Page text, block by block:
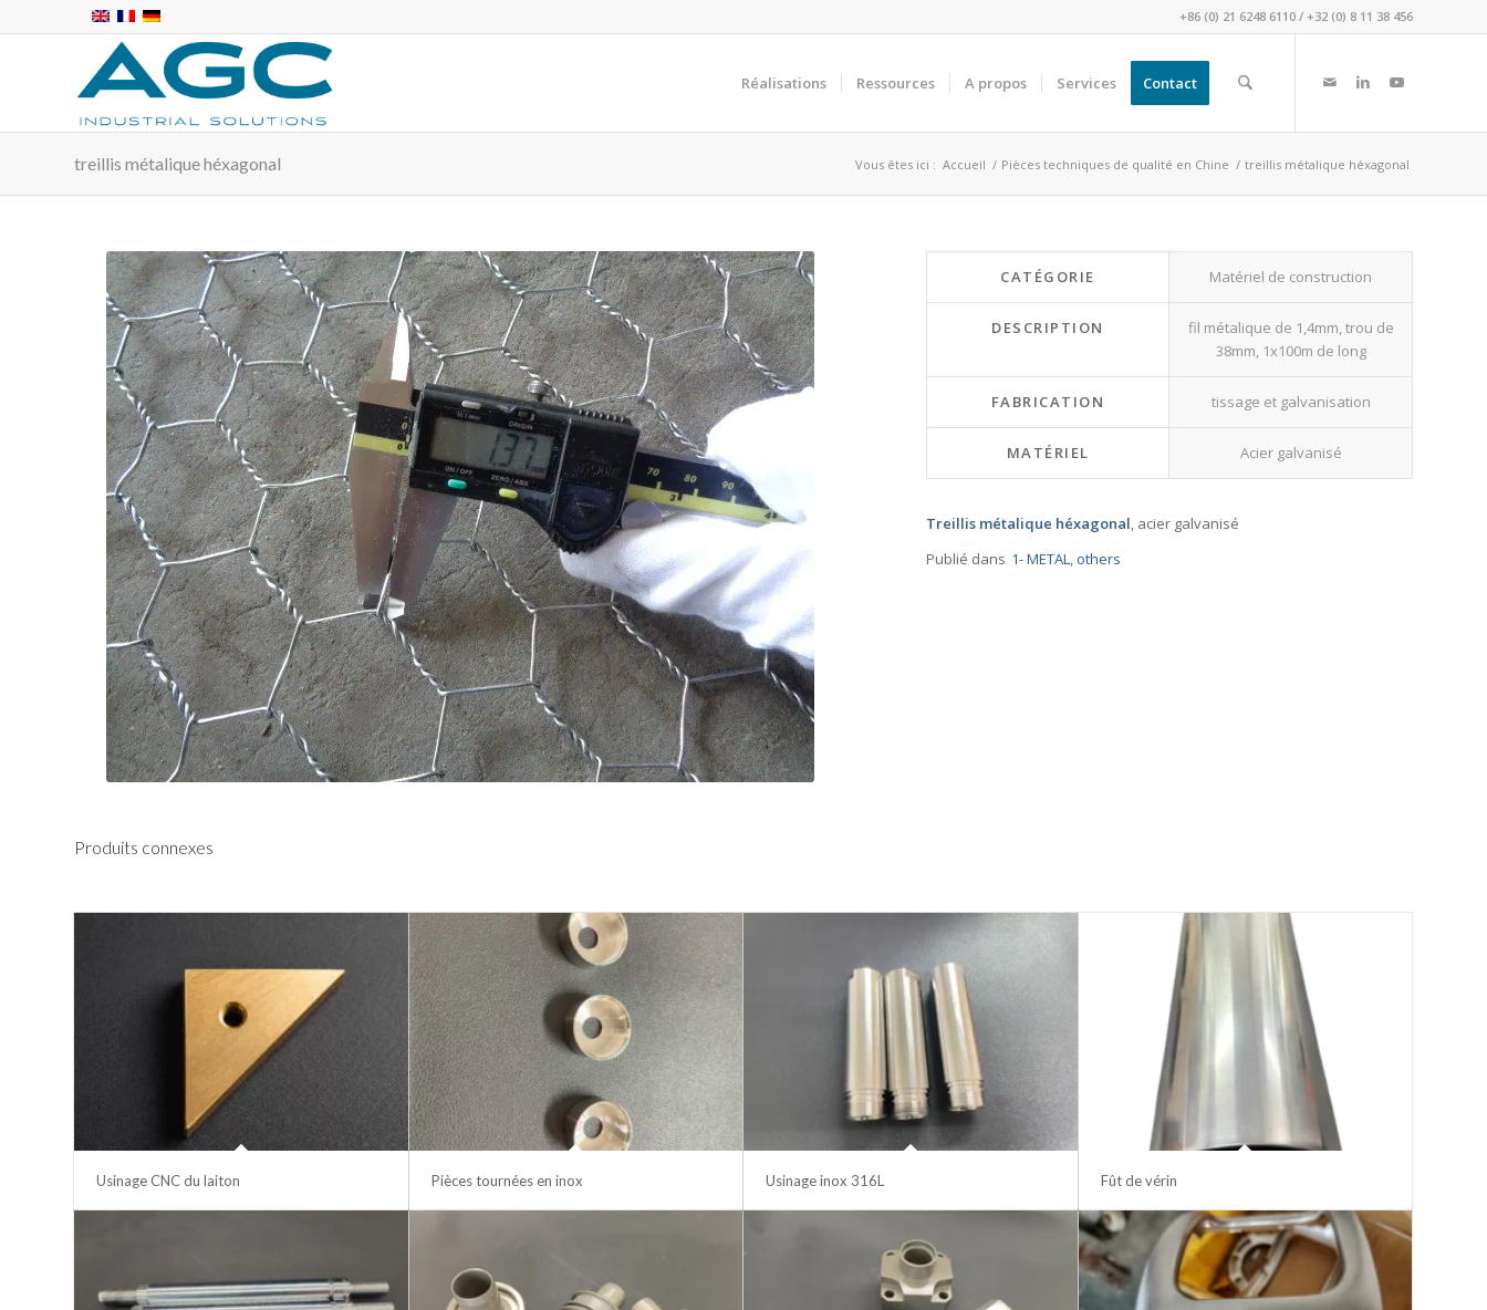
+86 (0) 21 6248 6110 / +32 (0) 8 11 38 456
Réalisations Ressources A propos Services Contact
treillis métalique héxagonal Vous êtes ici : Accueil / Pièces techniques de qualité en Chine / treillis métalique héxagonal
CATÉGORIE Matériel de construction
DESCRIPTION
fil métalique de 1,4mm, trou de
38mm, 1x100m de long
FABRICATION tissage et galvanisation
MATÉRIEL Acier galvanisé
Treillis métalique héxagonal, acier galvanisé
Publié dans 1- METAL, others
Produits connexes
Usinage CNC du laiton Pièces tournées en inox Usinage inox 316L Fût de vérin